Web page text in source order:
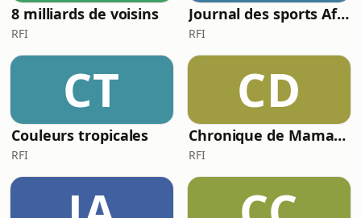
8 milliards de voisins
RFI
Journal des sports Afrique
RFI
CT
Couleurs tropicales
RFI
CD
Chronique de Mamane
RFI